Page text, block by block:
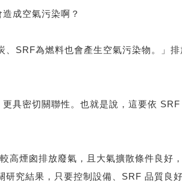
成空氣污染啊？
SRF為燃料也會產生空氣污染物。」
具密切關聯性。也就是說，這要依
高煙囪排放廢氣，且大氣擴散條件良好
究結果，只要控制設備、SRF 品質良